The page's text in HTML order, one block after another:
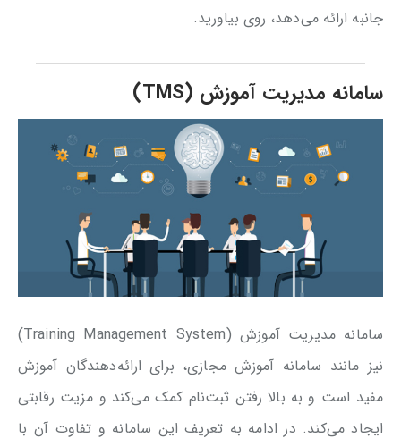
جانبه ارائه می‌دهد، روی بیاورید.
سامانه مدیریت آموزش (TMS)
سامانه مدیریت آموزش (Training Management System)
نیز مانند سامانه آموزش مجازی، برای ارائه‌دهندگان آموزش
مفید است و به بالا رفتن ثبت‌نام کمک می‌کند و مزیت رقابتی
ایجاد می‌کند. در ادامه به تعریف این سامانه و تفاوت آن با